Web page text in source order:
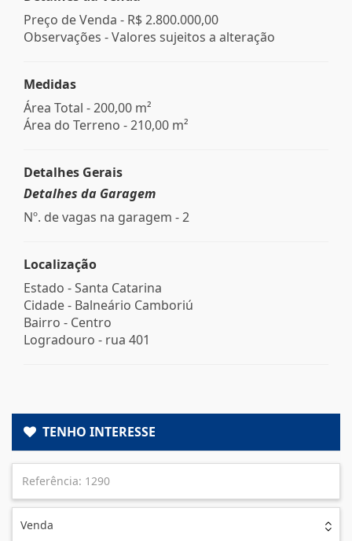
Preço de Venda - R$ 2.800.000,00
Observações - Valores sujeitos a alteração
Medidas
Área Total - 200,00 m²
Área do Terreno - 210,00 m²
Detalhes Gerais
Detalhes da Garagem
Nº. de vagas na garagem - 2
Localização
Estado -Santa Catarina
Cidade - Balneário Camboriú
Bairro - Centro
Logradouro - rua 401
TENHO INTERESSE
Venda